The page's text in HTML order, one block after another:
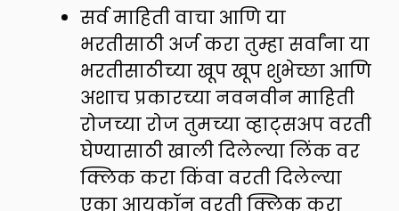
सर्व माहिती वाचा आणि या
भरतीसाठी अर्ज करा तुम्हा सर्वांना या
भरतीसाठीच्या खूप खूप शुभेच्छा आणि
अशाच प्रकारच्या नवनवीन माहिती
रोजच्या रोज तुमच्या व्हाट्सअप वरती
घेण्यासाठी खाली दिलेल्या लिंक वर
क्लिक करा किंवा वरती दिलेल्या
एका आयकॉन वरती क्लिक करा